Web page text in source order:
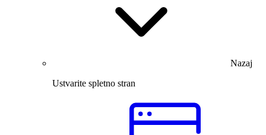
Nazaj
Ustvarite spletno stran